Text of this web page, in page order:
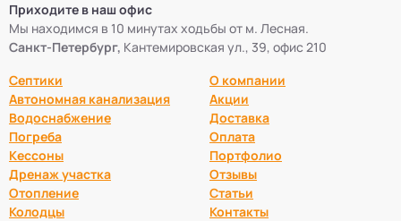
Приходите в наш офис
Мы находимся в 10 минутах ходьбы от м. Лесная.
Санкт-Петербург, Кантемировская ул., 39, офис 210
Септики
Автономная канализация
Водоснабжение
Погреба
Кессоны
Дренаж участка
Отопление
Колодцы
О компании
Акции
Доставка
Оплата
Портфолио
Отзывы
Статьи
Контакты